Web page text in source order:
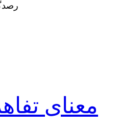
معنای